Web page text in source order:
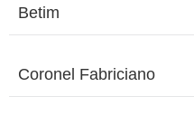
Betim
Coronel Fabriciano